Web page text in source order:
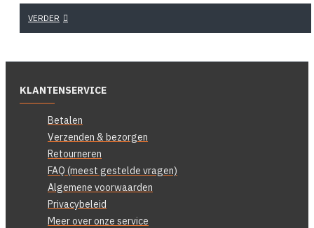
VERDER
KLANTENSERVICE
Betalen
Verzenden & bezorgen
Retourneren
FAQ (meest gestelde vragen)
Algemene voorwaarden
Privacybeleid
Meer over onze service